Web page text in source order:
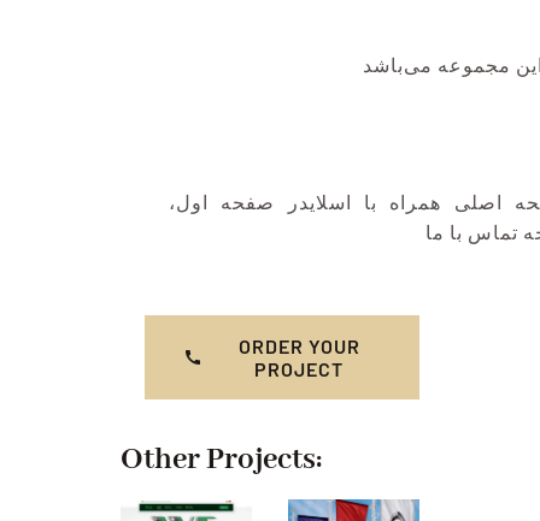
مجموعه می‌باشد
همراه با اسلایدر صفحه اول،
تماس با ما
ORDER YOUR
PROJECT
Other Projects: